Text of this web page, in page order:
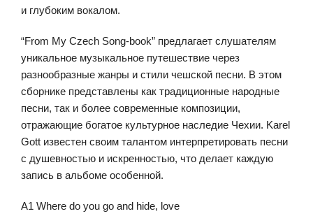
и глубоким вокалом.
“From My Czech Song-book” предлагает слушателям
уникальное музыкальное путешествие через
разнообразные жанры и стили чешской песни. В этом
сборнике представлены как традиционные народные
песни, так и более современные композиции,
отражающие богатое культурное наследие Чехии. Karel
Gott известен своим талантом интерпретировать песни
с душевностью и искренностью, что делает каждую
запись в альбоме особенной.
A1 Where do you go and hide, love